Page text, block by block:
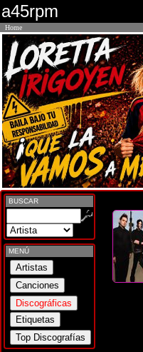
a45rpm
Home
BUSCAR
MENÚ